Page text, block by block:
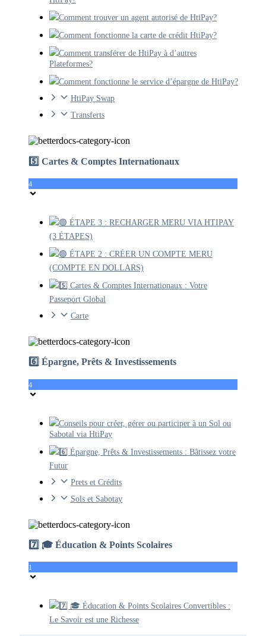
Comment trouver un agent autorisé de HtiPay?
Comment fonctionne la carte de crédit HtiPay?
Comment transférer de HtiPay à d’autres
Plateformes?
Comment fonctionne le service d’épargne de HtiPay?
HtiPay Swap
Transferts
5️⃣ Cartes & Comptes Internationaux
4
🟢 ÉTAPE 3 : RECHARGER MERU VIA HTIPAY
(3 ÉTAPES)
🟢 ÉTAPE 2 : CRÉER UN COMPTE MERU
(COMPTE EN DOLLARS)
5️⃣ Cartes & Comptes Internationaux : Votre
Passeport Global
Carte
6️⃣ Épargne, Prêts & Investissements
4
Conseils pour créer, gérer ou participer à un Sol ou
Sabotal via HtiPay
6️⃣ Épargne, Prêts & Investissements : Bâtissez votre
Futur
Prets et Crédits
Sols et Sabotay
7️⃣ 🎓 Éducation & Points Scolaires
1
7️⃣ 🎓 Éducation & Points Scolaires Convertibles :
Le Savoir est une Richesse